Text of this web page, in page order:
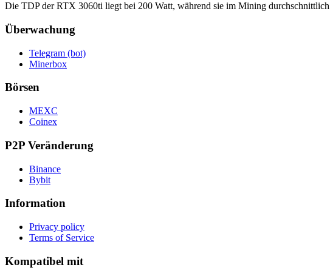
Die TDP der RTX 3060ti liegt bei 200 Watt, während sie im Mining
Überwachung
Telegram (bot)
Minerbox
Börsen
MEXC
Coinex
P2P Veränderung
Binance
Bybit
Information
Privacy policy
Terms of Service
Kompatibel mit